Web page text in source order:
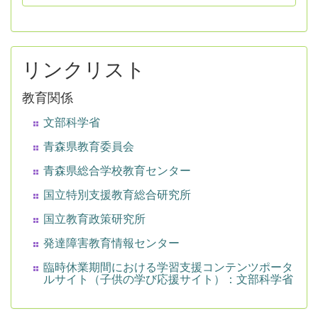
リンクリスト
教育関係
文部科学省
青森県教育委員会
青森県総合学校教育センター
国立特別支援教育総合研究所
国立教育政策研究所
発達障害教育情報センター
臨時休業期間における学習支援コンテンツポータ
ルサイト（子供の学び応援サイト）：文部科学省